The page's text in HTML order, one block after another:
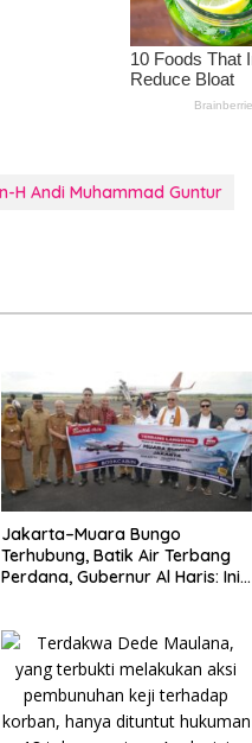
H Andi Muhammad Guntur
Jakarta–Muara Bungo
Terhubung, Batik Air Terbang
Perdana, Gubernur Al Haris: Ini